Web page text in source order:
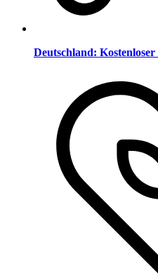
Deutschland: